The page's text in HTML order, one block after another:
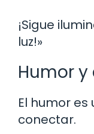
¡Sigue
luz!»
Humor
El humor
conectar.